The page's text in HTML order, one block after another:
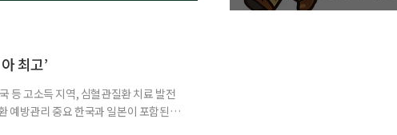
최고’
등 고소득 지역, 심혈관질환 치료 발전
예방관리 중요 한국과 일본이 포함된 아